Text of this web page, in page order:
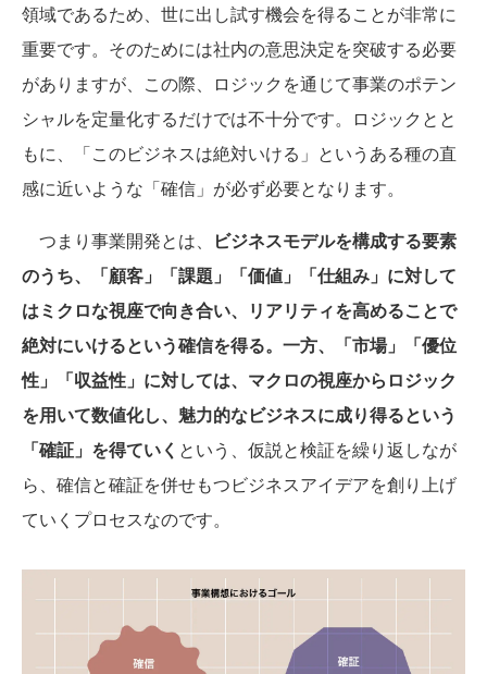
領域であるため、世に出し試す機会を得ることが非常に
重要です。そのためには社内の意思決定を突破する必要
がありますが、この際、ロジックを通じて事業のポテン
シャルを定量化するだけでは不十分です。ロジックとと
もに、「このビジネスは絶対いける」というある種の直
感に近いような「確信」が必ず必要となります。
つまり事業開発とは、
ビジネスモデルを構成する要素
のうち、「顧客」「課題」「価値」「仕組み」に対して
はミクロな視座で向き合い、リアリティを高めることで
絶対にいけるという確信を得る。一方、「市場」「優位
性」「収益性」に対しては、マクロの視座からロジック
を用いて数値化し、魅力的なビジネスに成り得るという
「確証」を得ていく という、仮説と検証を繰り返しなが
ら、確信と確証を併せもつビジネスアイデアを創り上げ
ていくプロセスなのです。